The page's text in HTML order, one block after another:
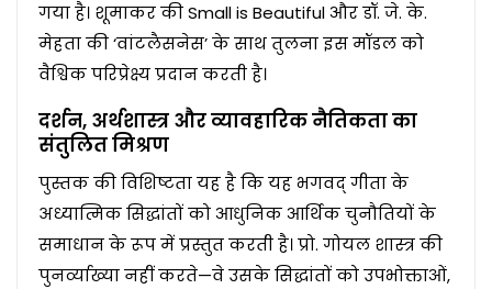
गया है। शूमाकर की Small is Beautiful और डॉ. जे. के.
मेहता की ‘वांटलैसनेस’ के साथ तुलना इस मॉडल को
वैश्विक परिप्रेक्ष्य प्रदान करती है।
दर्शन, अर्थशास्त्र और व्यावहारिक नैतिकता का
संतुलित मिश्रण
पुस्तक की विशिष्टता यह है कि यह भगवद् गीता के
अध्यात्मिक सिद्धांतों को आधुनिक आर्थिक चुनौतियों के
समाधान के रूप में प्रस्तुत करती है। प्रो. गोयल शास्त्र की
पुनर्व्याख्या नहीं करते—वे उसके सिद्धांतों को उपभोक्ताओं,